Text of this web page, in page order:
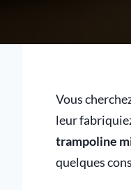
Vous
leur
trampoline
quelques